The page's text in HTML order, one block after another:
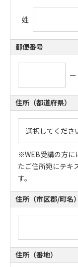
姓
郵便番号
ー
住所（都道府県）
※WEB受講の方に
たご住所宛にテキ
す。
住所（市区郡/町名）
住所（番地）